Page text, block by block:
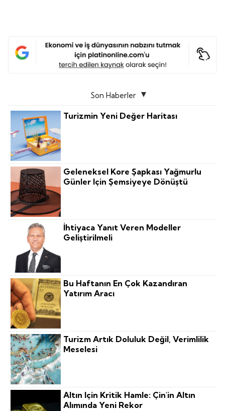
Son Haberler
Turizmin Yeni Değer Haritası
Geleneksel Kore Şapkası Yağmurlu
Günler Için Şemsiyeye Dönüştü
İhtiyaca Yanıt Veren Modeller
Geliştirilmeli
Bu Haftanın En Çok Kazandıran
Yatırım Aracı
Turizm Artık Doluluk Değil, Verimlilik
Meselesi
Altın Için Kritik Hamle: Çin'in Altın
Alımında Yeni Rekor